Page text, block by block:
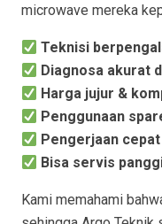
microwave mereka
Teknisi
Diagnosa akurat
Harga jujur &
Penggunaan
Pengerjaan
Bisa servis
Kami memahami